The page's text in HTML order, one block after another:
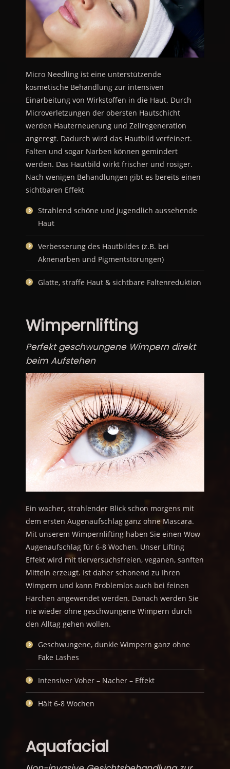
Micro Needling ist eine unterstützende
kosmetische Behandlung zur intensiven
Einarbeitung von Wirkstoffen in die Haut. Durch
Microverletzungen der obersten Hautschicht
werden Hauterneuerung und Zellregeneration
angeregt. Dadurch wird das Hautbild verfeinert.
Falten und sogar Narben können gemindert
werden. Das Hautbild wirkt frischer und rosiger.
Nach wenigen Behandlungen gibt es bereits einen
sichtbaren Effekt
Strahlend schöne und jugendlich aussehende
Haut
Verbesserung des Hautbildes (z.B. bei
Aknenarben und Pigmentstörungen)
Glatte, straffe Haut & sichtbare Faltenreduktion
Wimpernlifting
Perfekt geschwungene Wimpern direkt
beim Aufstehen
Ein wacher, strahlender Blick schon morgens mit
dem ersten Augenaufschlag ganz ohne Mascara.
Mit unserem Wimpernlifting haben Sie einen Wow
Augenaufschlag für 6-8 Wochen. Unser Lifting
Effekt wird mit tierversuchsfreien, veganen, sanften
Mitteln erzeugt. Ist daher schonend zu Ihren
Wimpern und kann Problemlos auch bei feinen
Härchen angewendet werden. Danach werden Sie
nie wieder ohne geschwungene Wimpern durch
den Alltag gehen wollen.
Geschwungene, dunkle Wimpern ganz ohne
Fake Lashes
Intensiver Voher – Nacher – Effekt
Hält 6-8 Wochen
Aquafacial